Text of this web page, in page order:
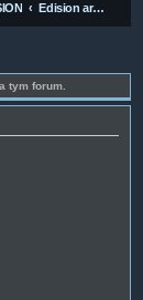
Edision argus vip 2
tym forum.